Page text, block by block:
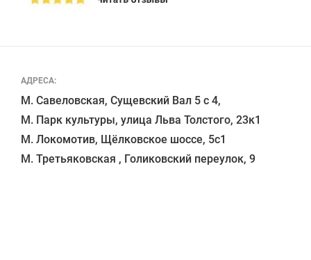
АДРЕСА:
М. Савеловская, Сущевский Вал 5 с 4,
М. Парк культуры, улица Льва Толстого, 23к1
М. Локомотив, Щёлковское шоссе, 5с1